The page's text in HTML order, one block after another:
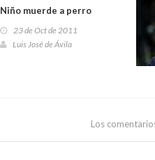
Niño muerde a perro
23 de Oct de 2011
Luis José de Ávila
Los